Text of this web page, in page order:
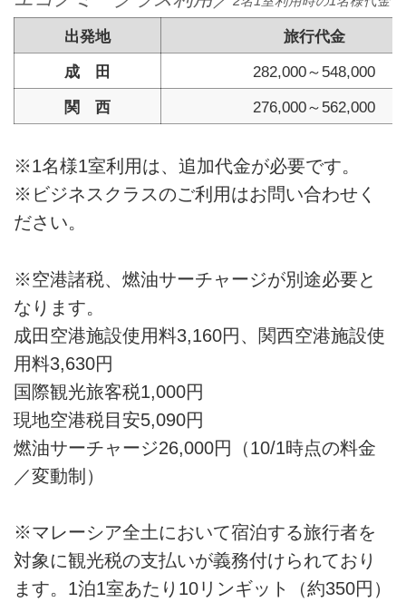
出発地
旅行代金
成 田
282,000～548,000
関 西
276,000～562,000
※1名様1室利用は、追加代金が必要です。
※ビジネスクラスのご利用はお問い合わせく
ださい。
※空港諸税、燃油サーチャージが別途必要と
なります。
成田空港施設使用料3,160円、関西空港施設使
用料3,630円
国際観光旅客税1,000円
現地空港税目安5,090円
燃油サーチャージ26,000円（10/1時点の料金
／変動制）
※マレーシア全土において宿泊する旅行者を
対象に観光税の支払いが義務付けられており
ます。1泊1室あたり10リンギット（約350円）